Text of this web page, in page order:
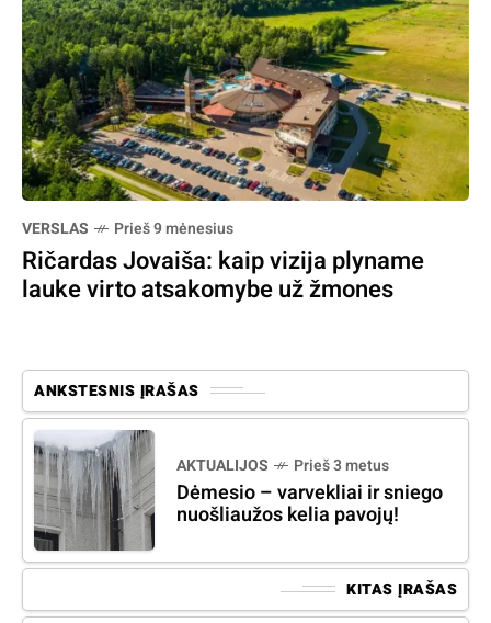
VERSLAS Prieš 9 mėnesius
Ričardas Jovaiša: kaip vizija plyname
lauke virto atsakomybe už žmones
ANKSTESNIS ĮRAŠAS
AKTUALIJOS Prieš 3 metus
Dėmesio – varvekliai ir sniego
nuošliaužos kelia pavojų!
KITAS ĮRAŠAS